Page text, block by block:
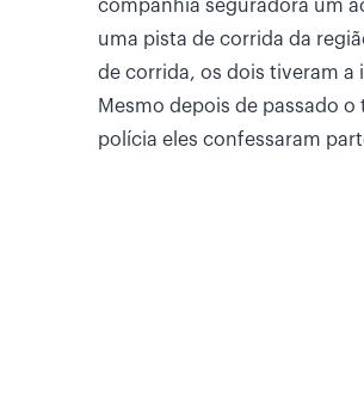
companhia seguradora um
uma pista de corrida da
de corrida, os dois tiveram
Mesmo depois de passado
polícia eles confessaram